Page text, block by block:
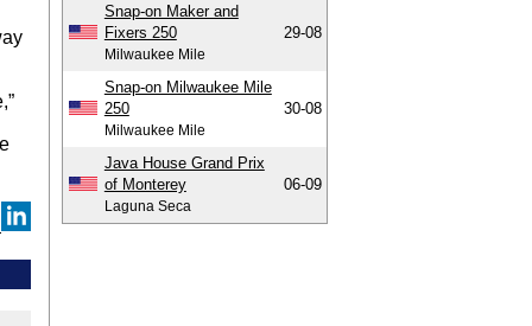
Snap-on Maker and
Fixers 250
Milwaukee Mile
29-08
Snap-on Milwaukee Mile
250
Milwaukee Mile
30-08
Java House Grand Prix
of Monterey
Laguna Seca
06-09